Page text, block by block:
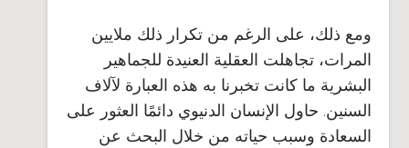
ومع ذلك، على الرغم من تكرار ذلك ملايين
المرات، تجاهلت العقلية العنيدة للجماهير
البشرية ما كانت تخبرنا به هذه العبارة لآلاف
السنين. حاول الإنسان الدنيوي دائمًا العثور على
السعادة وسبب حياته من خلال البحث عن